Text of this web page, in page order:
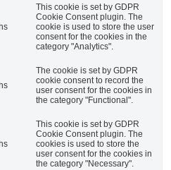
This cookie is set by GDPR
Cookie Consent plugin. The
cookie is used to store the user
consent for the cookies in the
category "Analytics".
The cookie is set by GDPR
cookie consent to record the
user consent for the cookies in
the category "Functional".
This cookie is set by GDPR
Cookie Consent plugin. The
cookies is used to store the
user consent for the cookies in
the category "Necessary".